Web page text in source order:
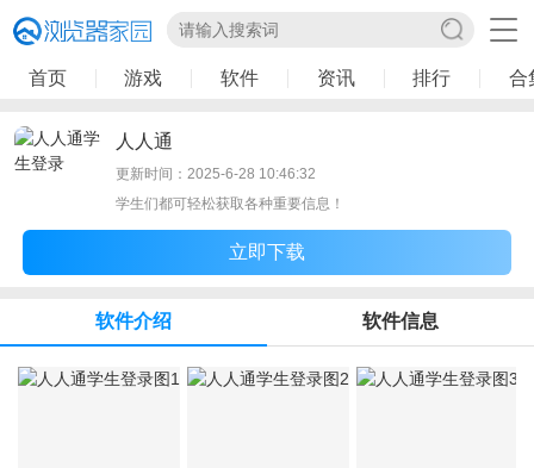
首页 游戏 软件 资讯 排行 合
人人通
更新时间：2025-6-28 10:46:32
学生们都可轻松获取各种重要信息！
立即下载
软件介绍 软件信息